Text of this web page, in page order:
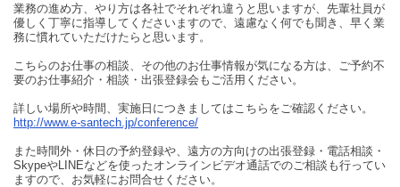
業務の進め方、やり方は各社でそれぞれ違うと思いますが、先輩社員が
優しく丁寧に指導してくださいますので、遠慮なく何でも聞き、早く業
務に慣れていただけたらと思います。
こちらのお仕事の相談、その他のお仕事情報が気になる方は、ご予約不
要のお仕事紹介・相談・出張登録会もご活用ください。
詳しい場所や時間、実施日につきましてはこちらをご確認ください。
http://www.e-santech.jp/conference/
また時間外・休日の予約登録や、遠方の方向けの出張登録・電話相談・
SkypeやLINEなどを使ったオンラインビデオ通話でのご相談も行ってい
ますので、お気軽にお問合せください。